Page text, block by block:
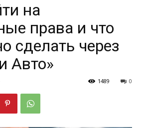
сам
на
права и что
сделать через
Авто»
0
1489